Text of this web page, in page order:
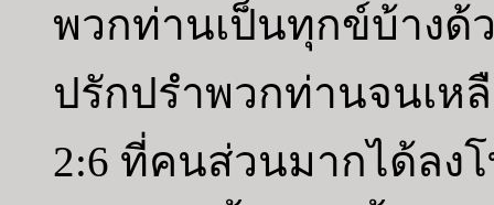
พวกท่านเป็นทุกข์บ้างด้
ปรักปรำพวกท่านจนเห
2:6 ที่คนส่วนมากได้ลง